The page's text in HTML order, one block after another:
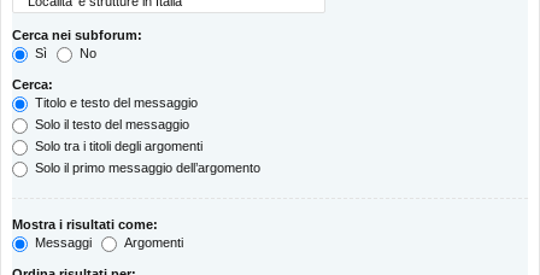
Cerca nei subforum:
Sì
No
Cerca:
Titolo e testo del messaggio
Solo il testo del messaggio
Solo tra i titoli degli argomenti
Solo il primo messaggio dell’argomento
Mostra i risultati come:
Messaggi
Argomenti